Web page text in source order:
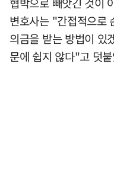
변호사는 "간접적으로
의금을 받는 방법이 있
문에 쉽지 않다"고 덧